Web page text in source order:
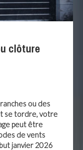
clôture
ou des
se tordre, votre
peut être
de vents
janvier 2026